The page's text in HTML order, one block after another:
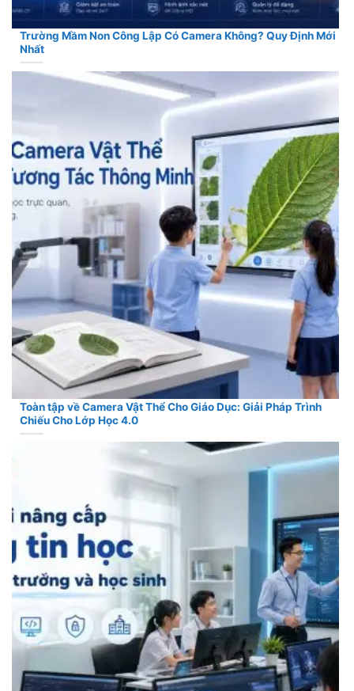
Trường Mầm Non Công Lập Có Camera Không? Quy Định Mới
Nhất
Toàn tập về Camera Vật Thể Cho Giáo Dục: Giải Pháp Trình
Chiếu Cho Lớp Học 4.0